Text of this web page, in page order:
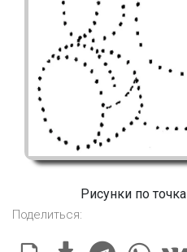
Рисунки по
Поделиться: